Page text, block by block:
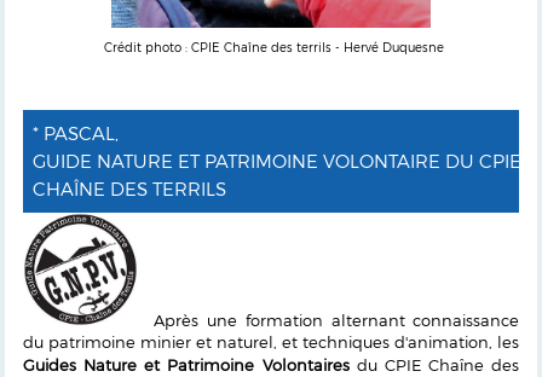
Crédit photo : CPIE Chaîne des terrils - Hervé Duquesne
* PASCAL,
GUIDE NATURE ET PATRIMOINE VOLONTAIRE DU CPIE
CHAÎNE DES TERRILS
Après une formation alternant connaissance
du patrimoine minier et naturel, et techniques d'animation, les
Guides Nature et Patrimoine Volontairesdu CPIE Chaîne des